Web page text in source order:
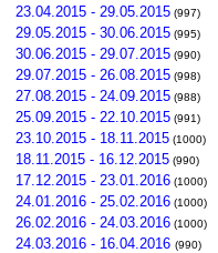
23.04.2015 - 29.05.2015 (997)
29.05.2015 - 30.06.2015 (995)
30.06.2015 - 29.07.2015 (990)
29.07.2015 - 26.08.2015 (998)
27.08.2015 - 24.09.2015 (988)
25.09.2015 - 22.10.2015 (991)
23.10.2015 - 18.11.2015 (1000)
18.11.2015 - 16.12.2015 (990)
17.12.2015 - 23.01.2016 (1000)
24.01.2016 - 25.02.2016 (1000)
26.02.2016 - 24.03.2016 (1000)
24.03.2016 - 16.04.2016 (990)